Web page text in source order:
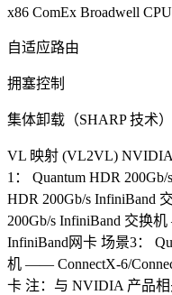
x86 ComEx Broadwell CPU
自适应路由
拥塞控制
集体卸载（SHARP 技术）
VL 映射 (VL2VL) NVIDIA
1： Quantum HDR
HDR 200Gb/s InfiniBand
200Gb/s InfiniBand 交换
InfiniBand网卡 场景3：
机 —— ConnectX-6/
卡 注：与 NVIDIA 产品